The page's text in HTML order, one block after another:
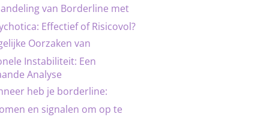
van Borderline met
Effectief of Risicovol?
Oorzaken van
Instabiliteit: Een
Analyse
heb je borderline:
en signalen om op te